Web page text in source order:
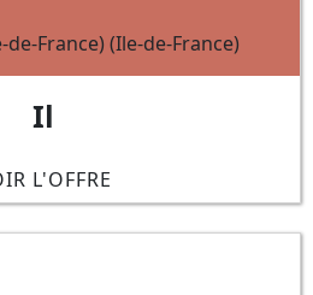
France) (Ile-de-France)
Il
L'OFFRE